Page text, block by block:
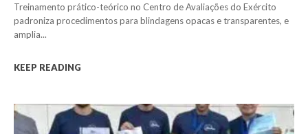
Treinamento prático-teórico no Centro de Avaliações do Exército
padroniza procedimentos para blindagens opacas e transparentes, e
amplia...
KEEP READING